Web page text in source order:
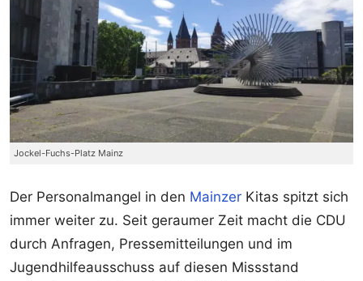
Jockel-Fuchs-Platz Mainz
Der Personalmangel in den Mainzer Kitas spitzt sich
immer weiter zu. Seit geraumer Zeit macht die CDU
durch Anfragen, Pressemitteilungen und im
Jugendhilfeausschuss auf diesen Missstand